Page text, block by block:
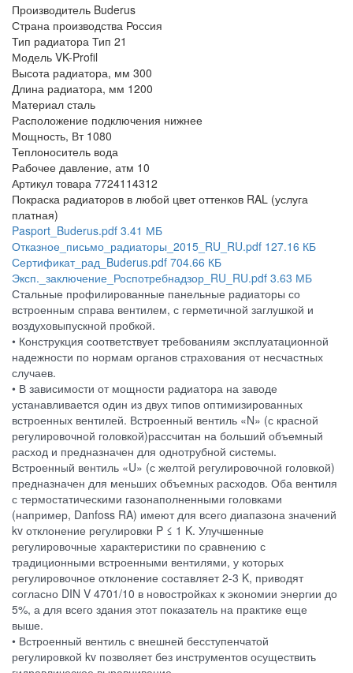
Производитель Buderus
Страна производства Россия
Тип радиатора Тип 21
Модель VK-Profil
Высота радиатора, мм 300
Длина радиатора, мм 1200
Материал сталь
Расположение подключения нижнее
Мощность, Вт 1080
Теплоноситель вода
Рабочее давление, атм 10
Артикул товара 7724114312
Покраска радиаторов в любой цвет оттенков RAL (услуга
платная)
Pasport_Buderus.pdf 3.41 МБ
Отказное_письмо_радиаторы_2015_RU_RU.pdf 127.16 КБ
Сертификат_рад_Buderus.pdf 704.66 КБ
Эксп._заключение_Роспотребнадзор_RU_RU.pdf 3.63 МБ
Стальные профилированные панельные радиаторы со
встроенным справа вентилем, с герметичной заглушкой и
воздуховыпускной пробкой.
• Конструкция соответствует требованиям эксплуатационной
надежности по нормам органов страхования от несчастных
случаев.
• В зависимости от мощности радиатора на заводе
устанавливается один из двух типов оптимизированных
встроенных вентилей. Встроенный вентиль «N» (с красной
регулировочной головкой)рассчитан на больший объемный
расход и предназначен для однотрубной системы.
Встроенный вентиль «U» (с желтой регулировочной головкой)
предназначен для меньших объемных расходов. Оба вентиля
с термостатическими газонаполненными головками
(например, Danfoss RA) имеют для всего диапазона значений
kv отклонение регулировки P ≤ 1 K. Улучшенные
регулировочные характеристики по сравнению с
традиционными встроенными вентилями, у которых
регулировочное отклонение составляет 2-3 K, приводят
согласно DIN V 4701/10 в новостройках к экономии энергии до
5%, а для всего здания этот показатель на практике еще
выше.
• Встроенный вентиль с внешней бесступенчатой
регулировкой kv позволяет без инструментов осуществить